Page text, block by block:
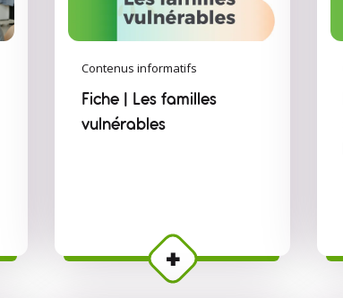
Contenus informatifs
Fiche | Les familles
vulnérables